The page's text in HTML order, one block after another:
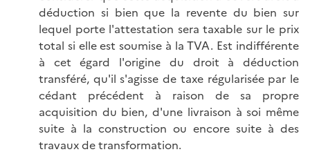
déduction si bien que la revente du bien sur
lequel porte l'attestation sera taxable sur le prix
total si elle est soumise à la TVA. Est indifférente
à cet égard l'origine du droit à déduction
transféré, qu'il s'agisse de taxe régularisée par le
cédant précédent à raison de sa propre
acquisition du bien, d'une livraison à soi même
suite à la construction ou encore suite à des
travaux de transformation.